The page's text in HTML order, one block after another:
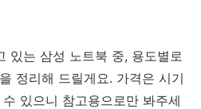
있는 삼성 노트북 중, 용도별로
정리해 드릴게요. 가격은 시기
있으니 참고용으로만 봐주세